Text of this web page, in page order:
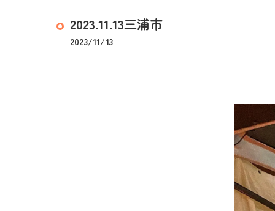
2023.11.13三浦市
2023/11/13